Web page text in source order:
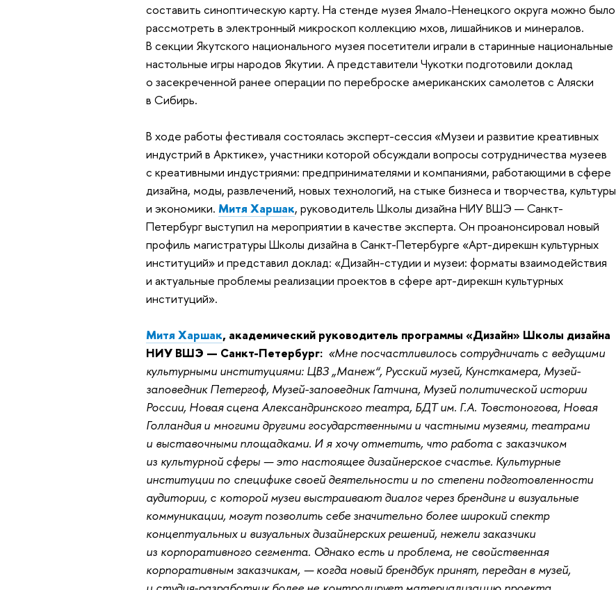
составить синоптическую карту. На стенде музея Ямало-Ненецкого округа можно было
рассмотреть в электронный микроскоп коллекцию мхов, лишайников и минералов.
В секции Якутского национального музея посетители играли в старинные национальные
настольные игры народов Якутии. А представители Чукотки подготовили доклад
о засекреченной ранее операции по переброске американских самолетов с Аляски
в Сибирь.
В ходе работы фестиваля состоялась эксперт-сессия «Музеи и развитие креативных
индустрий в Арктике», участники которой обсуждали вопросы сотрудничества музеев
с креативными индустриями: предпринимателями и компаниями, работающими в сфере
дизайна, моды, развлечений, новых технологий, на стыке бизнеса и творчества, культуры
и экономики. Митя Харшак, руководитель Школы дизайна НИУ ВШЭ — Санкт-
Петербург выступил на мероприятии в качестве эксперта. Он проанонсировал новый
профиль магистратуры Школы дизайна в Санкт-Петербурге «Арт-дирекшн культурных
институций» и представил доклад: «Дизайн-студии и музеи: форматы взаимодействия
и актуальные проблемы реализации проектов в сфере арт-дирекшн культурных
институций».
Митя Харшак, академический руководитель программы «Дизайн» Школы дизайна
НИУ ВШЭ — Санкт-Петербург: «Мне посчастливилось сотрудничать с ведущими
культурными институциями: ЦВЗ „Манеж“, Русский музей, Кунсткамера, Музей-
заповедник Петергоф, Музей-заповедник Гатчина, Музей политической истории
России, Новая сцена Александринского театра, БДТ им. Г.А. Товстоногова, Новая
Голландия и многими другими государственными и частными музеями, театрами
и выставочными площадками. И я хочу отметить, что работа с заказчиком
из культурной сферы — это настоящее дизайнерское счастье. Культурные
институции по специфике своей деятельности и по степени подготовленности
аудитории, с которой музеи выстраивают диалог через брендинг и визуальные
коммуникации, могут позволить себе значительно более широкий спектр
концептуальных и визуальных дизайнерских решений, нежели заказчики
из корпоративного сегмента. Однако есть и проблема, не свойственная
корпоративным заказчикам, — когда новый брендбук принят, передан в музей,